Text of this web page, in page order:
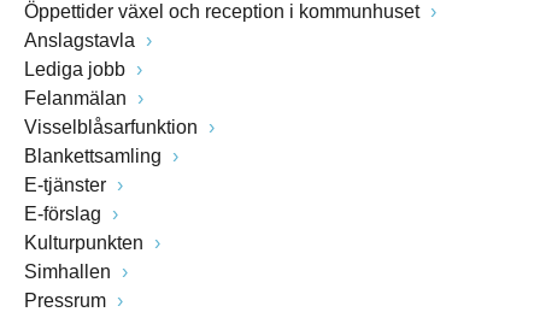
Öppettider växel och reception i kommunhuset
Anslagstavla
Lediga jobb
Felanmälan
Visselblåsarfunktion
Blankettsamling
E-tjänster
E-förslag
Kulturpunkten
Simhallen
Pressrum